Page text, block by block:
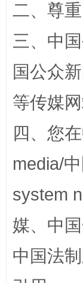
站
漫山遍野的桃
二、尊
三、中
国公众
等传媒
四、您
media/
system
媒、中
中国法